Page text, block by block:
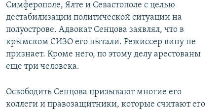
Симферополе, Ялте и Севастополе с целью
дестабилизации политической ситуации на
полуострове. Адвокат Сенцова заявлял, что в
крымском СИЗО его пытали. Режиссер вину не
признает. Кроме него, по этому делу арестованы
еще три человека.
Освободить Сенцова призывают многие его
коллеги и правозащитники, которые считают его